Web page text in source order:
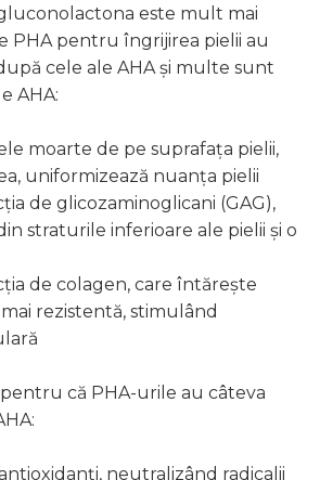
este mult mai
PHA pentru îngrijirea pielii au
cele ale AHA și multe sunt
AHA:
moarte de pe suprafața pielii,
uniformizează nuanța pielii
de glicozaminoglicani (GAG),
straturile inferioare ale pielii și o
de colagen, care întărește
rezistentă, stimulând
că PHA-urile au câteva
neutralizând radicalii